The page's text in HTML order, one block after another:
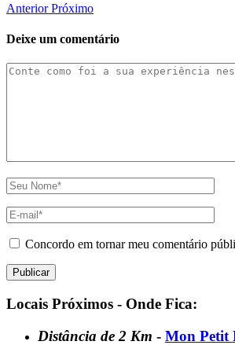
AnteriorPróximo
Deixe um comentário
Concordo em tornar meu comentário
Locais Próximos - Onde Fica:
Distância de 2 Km - Mon Petit